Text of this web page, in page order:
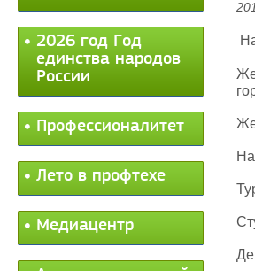
2026 год Год
единства народов
России
Профессионалитет
Лето в профтехе
Медиацентр